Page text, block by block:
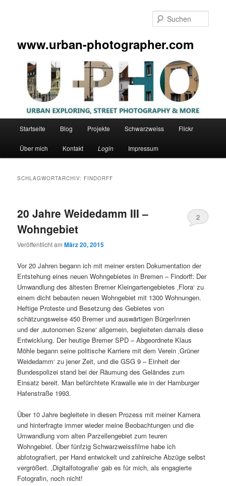
www.urban-photographer.com
Startseite Blog Projekte Schwarzweiss Flickr
Über mich Kontakt Login Impressum
SCHLAGWORTARCHIV: FINDORFF
20 Jahre Weidedamm III –
Wohngebiet
Veröffentlicht amMärz 20, 2015
2
Vor 20 Jahren begann ich mit meiner ersten Dokumentation der
Entstehung eines neuen Wohngebietes in Bremen – Findorff: Der
Umwandlung des ältesten Bremer Kleingartengebietes ‚Flora‘ zu
einem dicht bebauten neuen Wohngebiet mit 1300 Wohnungen.
Heftige Proteste und Besetzung des Gebietes von
schätzungsweise 450 Bremer und auswärtigen BürgerInnen
und der ‚autonomen Szene‘ allgemein, begleiteten damals diese
Entwicklung. Der heutige Bremer SPD – Abgeordnete Klaus
Möhle begann seine politische Karriere mit dem Verein ‚Grüner
Weidedamm‘ zu jener Zeit, und die GSG 9 – Einheit der
Bundespolizei stand bei der Räumung des Geländes zum
Einsatz bereit. Man befürchtete Krawalle wie in der Hamburger
Hafenstraße 1993.
Über 10 Jahre begleitete in diesen Prozess mit meiner Kamera
und hinterfragte immer wieder meine Beobachtungen und die
Umwandlung vom alten Parzellengebiet zum teuren
Wohngebiet. Über fünfzig Schwarzweissfilme habe ich
abfotografiert, per Hand entwickelt und zahlreiche Abzüge selbst
vergrößert. ‚Digitalfotografie‘ gab es für mich, als engagierte
Fotografin, noch nicht!